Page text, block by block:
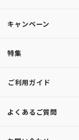
キャンペーン
特集
ご利用ガイド
よくあるご質問